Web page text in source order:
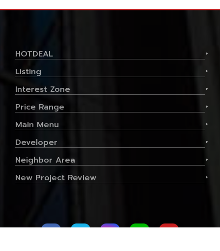
HOTDEAL +
Listing +
Interest Zone +
Price Range +
Main Menu +
Developer +
Neighbor Area +
New Project Review +